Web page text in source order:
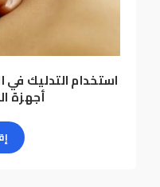
استخدام التدليك في
أجهزة